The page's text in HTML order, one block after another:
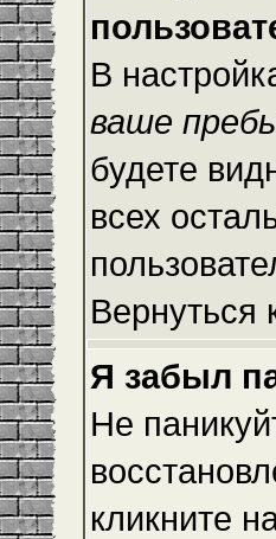
В
ваше
будете
всех
Вернуться
Я забыл
Не
кликните